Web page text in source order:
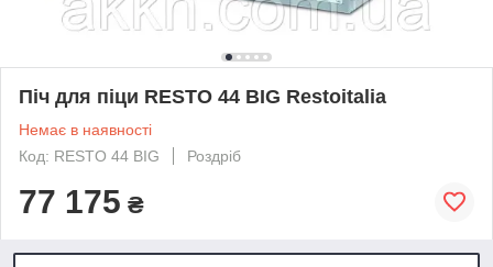
Піч для піци RESTO 44 BIG Restoitalia
Немає в наявності
Код: RESTO 44 BIG
Роздріб
77 175 ₴